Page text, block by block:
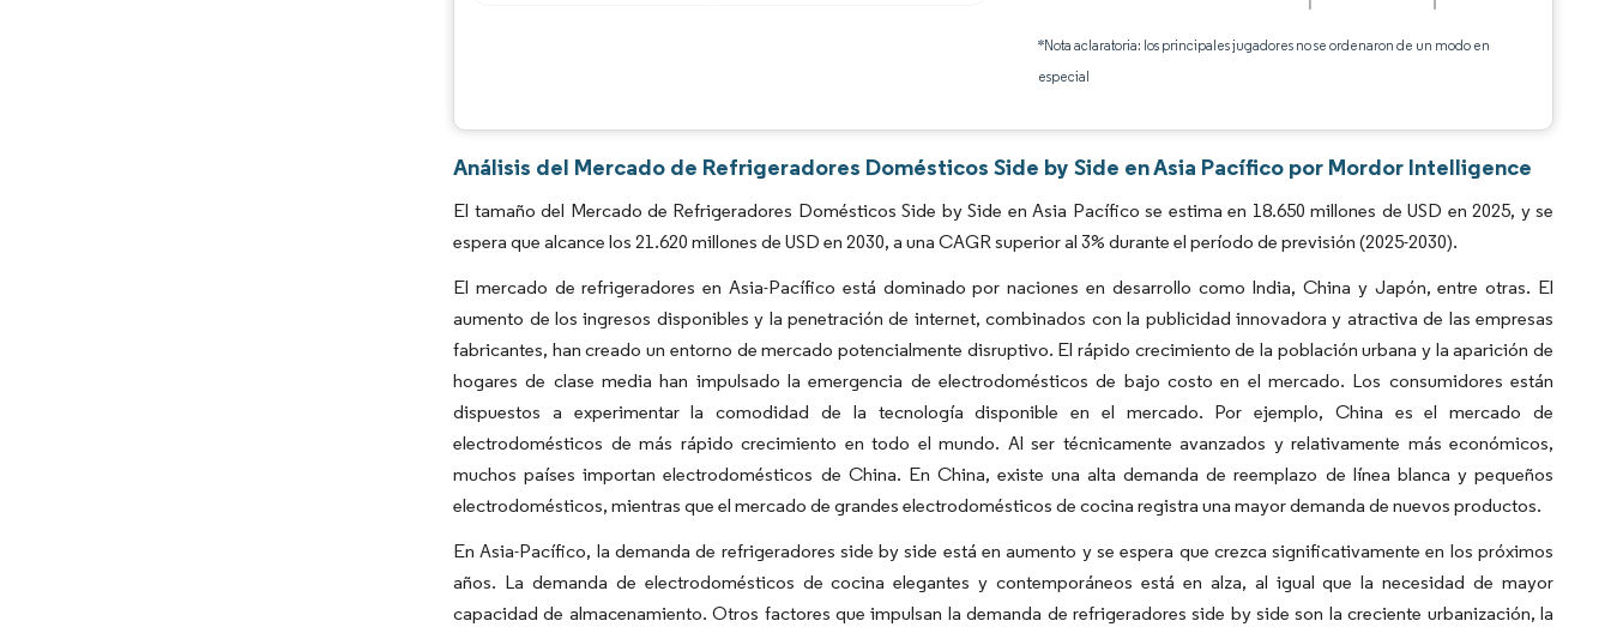
*Nota aclaratoria: los principales jugadores no se ordenaron de un modo en
especial
Análisis del Mercado de Refrigeradores Domésticos Side by Side en Asia Pacífico por Mordor Intelligence
El tamaño del Mercado de Refrigeradores Domésticos Side by Side en Asia Pacífico se estima en 18.650 millones de USD en 2025, y se
espera que alcance los 21.620 millones de USD en 2030, a una CAGR superior al 3% durante el período de previsión (2025-2030).
El mercado de refrigeradores en Asia-Pacífico está dominado por naciones en desarrollo como India, China y Japón, entre otras. El
aumento de los ingresos disponibles y la penetración de internet, combinados con la publicidad innovadora y atractiva de las empresas
fabricantes, han creado un entorno de mercado potencialmente disruptivo. El rápido crecimiento de la población urbana y la aparición de
hogares de clase media han impulsado la emergencia de electrodomésticos de bajo costo en el mercado. Los consumidores están
dispuestos a experimentar la comodidad de la tecnología disponible en el mercado. Por ejemplo, China es el mercado de
electrodomésticos de más rápido crecimiento en todo el mundo. Al ser técnicamente avanzados y relativamente más económicos,
muchos países importan electrodomésticos de China. En China, existe una alta demanda de reemplazo de línea blanca y pequeños
electrodomésticos, mientras que el mercado de grandes electrodomésticos de cocina registra una mayor demanda de nuevos productos.
En Asia-Pacífico, la demanda de refrigeradores side by side está en aumento y se espera que crezca significativamente en los próximos
años. La demanda de electrodomésticos de cocina elegantes y contemporáneos está en alza, al igual que la necesidad de mayor
capacidad de almacenamiento. Otros factores que impulsan la demanda de refrigeradores side by side son la creciente urbanización, la